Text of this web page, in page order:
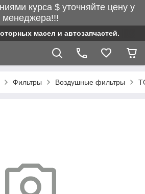
курса $ уточняйте цену у
менеджера!!!
масел и автозапчастей.
Фильтры Воздушные фильтры